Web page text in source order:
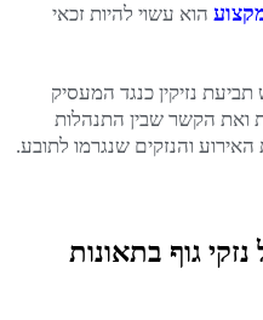
הוא עשוי להיות זכאי
נזיקין כנגד המעסיק
ואת הקשר שבין התנהלות
והנזקים שנגרמו לתובע.
גוף בתאונות